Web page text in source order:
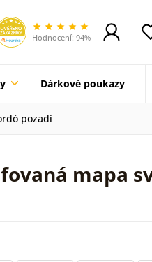
Hodnocení: 94%
Dárkové poukazy
pozadí
mapa